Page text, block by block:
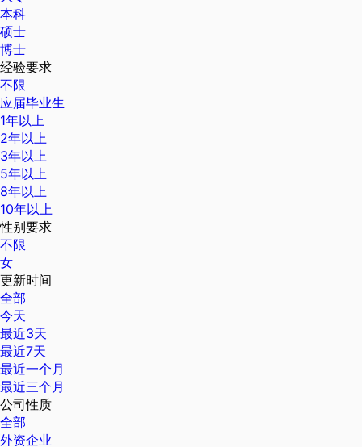
本科
硕士
博士
经验要求
不限
应届毕业生
1年以上
2年以上
3年以上
5年以上
8年以上
10年以上
性别要求
不限
女
更新时间
全部
今天
最近3天
最近7天
最近一个月
最近三个月
公司性质
全部
外资企业